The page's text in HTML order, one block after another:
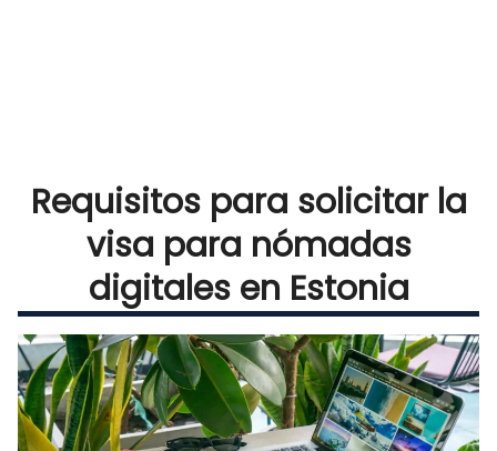
Requisitos para solicitar la
visa para nómadas
digitales en Estonia